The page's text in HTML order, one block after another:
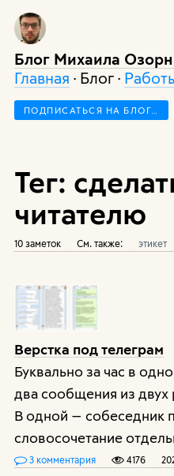
Блог Михаила
Главная · Блог ·
ПОДПИСАТЬСЯ НА БЛОГ…
Тег:
читателю
10 заметок См. также: этикет
Верстка под телеграм
Буквально за час в
два сообщения из двух
В одной — собеседник
словосочетание
3 комментария 4176